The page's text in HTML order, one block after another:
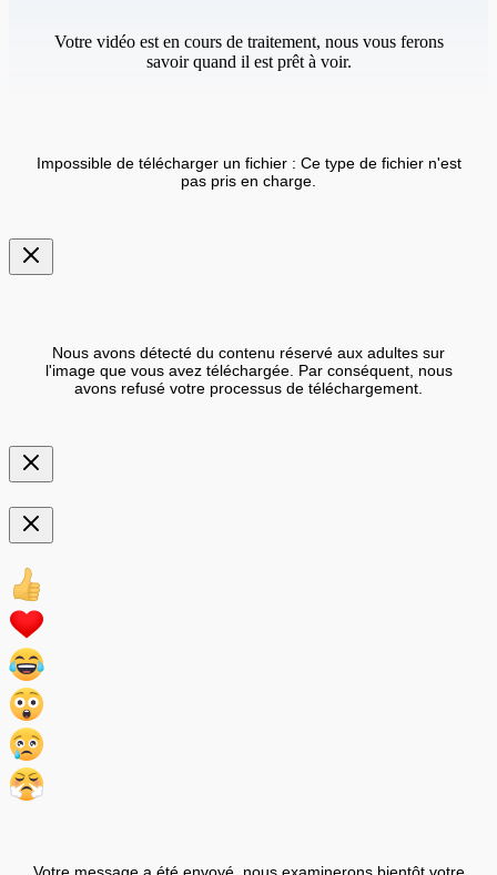
Votre vidéo est en cours de traitement, nous vous ferons
savoir quand il est prêt à voir.
Impossible de télécharger un fichier : Ce type de fichier n'est
pas pris en charge.
Nous avons détecté du contenu réservé aux adultes sur
l'image que vous avez téléchargée. Par conséquent, nous
avons refusé votre processus de téléchargement.